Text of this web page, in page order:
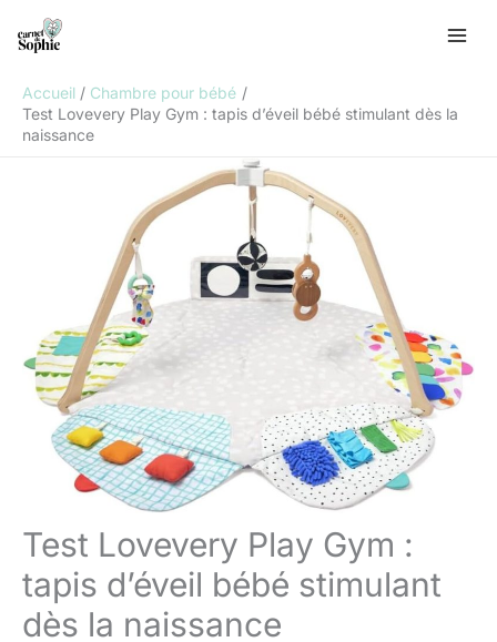
Accueil
Chambre pour bébé
Test Lovevery Play Gym : tapis d’éveil bébé stimulant dès la
naissance
Test Lovevery Play Gym :
tapis d’éveil bébé stimulant
dès la naissance
e
h
e